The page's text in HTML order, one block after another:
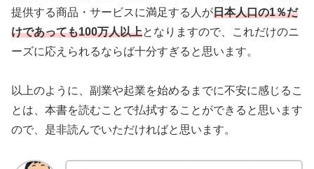
提供する商品・サービスに満足する人が日本人口の1％だ
けであっても100万人以上となりますので、これだけのニ
ーズに応えられるならば十分すぎると思います。
以上のように、副業や起業を始めるまでに不安に感じるこ
とは、本書を読むことで払拭することができると思います
ので、是非読んでいただければと思います。